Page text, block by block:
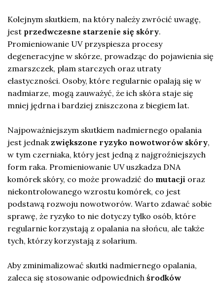
Kolejnym skutkiem, na który należy zwrócić uwagę,
jest przedwczesne starzenie się skóry.
Promieniowanie UV przyspiesza procesy
degeneracyjne w skórze, prowadząc do pojawienia się
zmarszczek, plam starczych oraz utraty
elastyczności. Osoby, które regularnie opalają się w
nadmiarze, mogą zauważyć, że ich skóra staje się
mniej jędrna i bardziej zniszczona z biegiem lat.
Najpoważniejszym skutkiem nadmiernego opalania
jest jednak zwiększone ryzyko nowotworów skóry,
w tym czerniaka, który jest jedną z najgroźniejszych
form raka. Promieniowanie UV uszkadza DNA
komórek skóry, co może prowadzić do mutacji oraz
niekontrolowanego wzrostu komórek, co jest
podstawą rozwoju nowotworów. Warto zdawać sobie
sprawę, że ryzyko to nie dotyczy tylko osób, które
regularnie korzystają z opalania na słońcu, ale także
tych, którzy korzystają z solarium.
Aby zminimalizować skutki nadmiernego opalania,
zaleca się stosowanie odpowiednich środków